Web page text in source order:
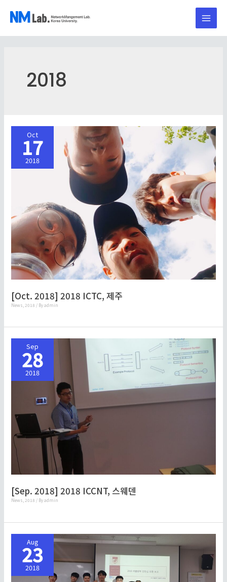
2018
Oct
17
2018
[Oct. 2018] 2018 ICTC, 제주
News 2018 / Byadmin
Sep
28
2018
[Sep. 2018] 2018 ICCNT, 스웨덴
News 2018 / Byadmin
Aug
23
2018